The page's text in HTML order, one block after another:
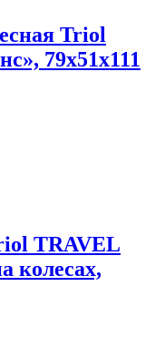
Triol
79х51х111
TRAVEL
колесах,